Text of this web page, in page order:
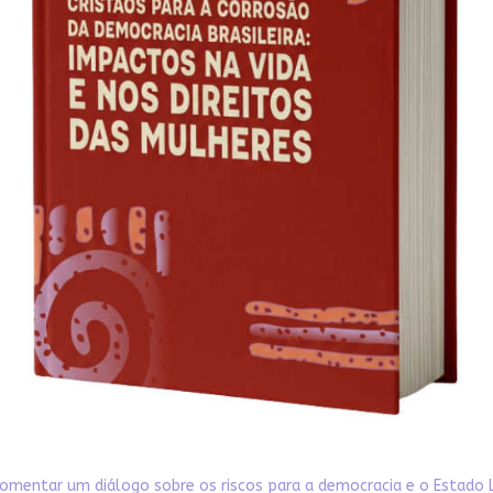
um diálogo sobre os riscos para a democracia e o Estado